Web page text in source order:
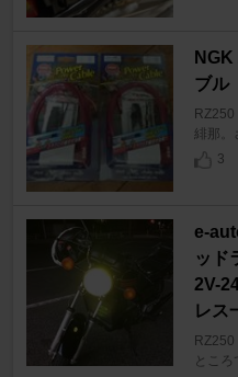
ブル
RZ250
緋那。
3
e-
ッド
2V-
レス
RZ250
ところ